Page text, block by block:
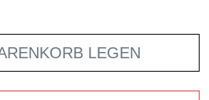
LEGEN